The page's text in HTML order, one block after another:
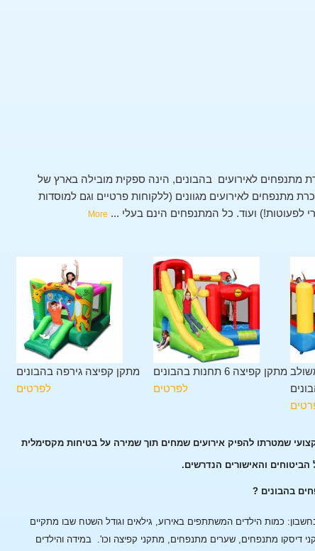
מתנפחים לאירועים בהבונים, הינה ספקית מובילה בארץ של
לאירועים מגוונים (ללקוחות פרטיים וגם למוסדות
לפעוטות!) ועוד. כל המתנפחים הינם בעלי ...
More
מתקן קפיצה גירפה בהבונים
לפרטים
מתקן קפיצה 6 תחנות בהבונים
לפרטים
שמטרתו להפיק אירועים שמחים תוך שמירה על בטיחות מקסימלית
הביטוחים והאישורים הנדרשים.
בהבונים ?
כמות הילדים המשתתפים באירוע, גילאים וגודל השטח שבו מתקיים
דיסקו מתנפחים, שערים מתנפחים, מתקני קפיצה וכו'. במידה והילדים